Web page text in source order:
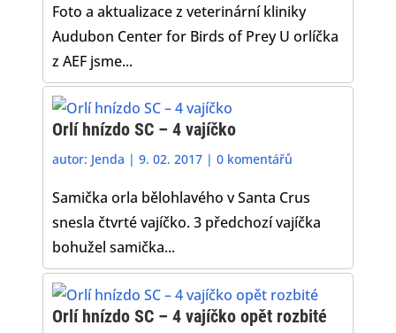
Foto a aktualizace z veterinární kliniky
Audubon Center for Birds of Prey U orlíčka
z AEF jsme...
Orlí hnízdo SC – 4 vajíčko
autor: Jenda |9. 02. 2017 |0 komentářů
Samička orla bělohlavého v Santa Crus
snesla čtvrté vajíčko. 3 předchozí vajíčka
bohužel samička...
Orlí hnízdo SC – 4 vajíčko opět rozbité